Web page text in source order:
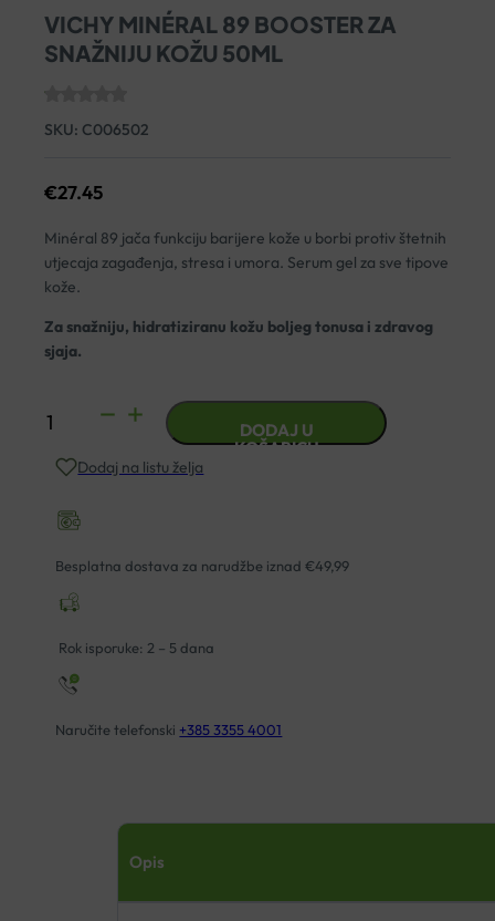
VICHY MINÉRAL 89 BOOSTER ZA
SNAŽNIJU KOŽU 50ML
SKU: C006502
€27.45
Minéral 89 jača funkciju barijere kože u borbi protiv štetnih
utjecaja zagađenja, stresa i umora. Serum gel za sve tipove
kože.
Za snažniju, hidratiziranu kožu boljeg tonusa i zdravog
sjaja.
VICHY
89
ZA
SNAŽNIJU
50ML
količina
DODAJ U
KOŠARICU
Dodaj na listu želja
Besplatna dostava za narudžbe iznad €49,99
Rok isporuke: 2 – 5 dana
Naručite telefonski +385 3355 4001
Opis